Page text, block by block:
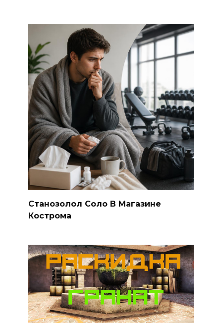
Станозолол Соло В Магазине
Кострома